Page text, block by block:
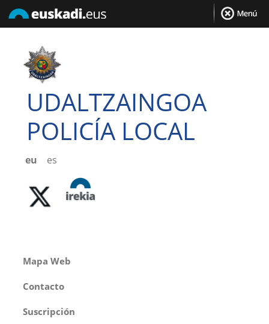
UDALTZAINGOA
POLICÍA LOCAL
eu es
Mapa Web
Contacto
Suscripción